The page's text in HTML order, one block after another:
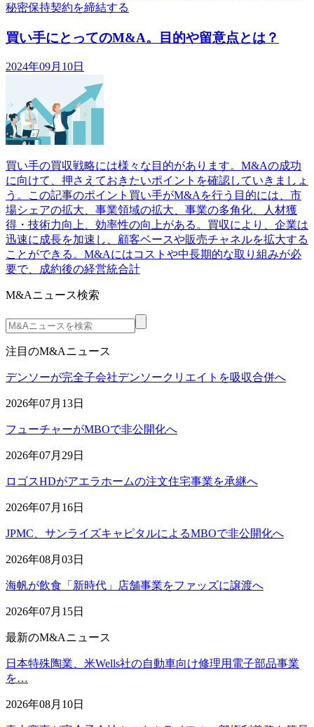
秘密保持契約を締結する
買い手にとってのM&A。目的や留意点とは？
2024年09月10日
買い手の買収戦略には様々な目的があります。M&Aの成功
に向けて、押さえておきたいポイントを確認していきましょ
う。この記事のポイント買い手がM&Aを行う目的には、市
場シェアの拡大、事業領域の拡大、事業の多角化、人材獲
得・技術力向上、効率性の向上がある。買収により、企業は
迅速に成長を加速し、顧客ベースや販売チャネルを拡大する
ことができる。M&Aにはコストや中長期的な取り組みが必
要で、成約後の経営統合計
M&Aニュース検索
注目のM&Aニュース
デンソーが完全子会社デンソークリエイトを吸収合併へ
2026年07月13日
フューチャーがMBOで非公開化へ
2026年07月29日
ロゴスHDがアエラホームの注文住宅事業を承継へ
2026年07月16日
JPMC、サンライズキャピタルによるMBOで非公開化へ
2026年08月03日
海帆が飲食「新時代」店舗事業をファッズに譲渡へ
2026年07月15日
最新のM&Aニュース
日本特殊陶業、米Wells社の自動車向け修理用電子部品事業
を…
2026年08月10日